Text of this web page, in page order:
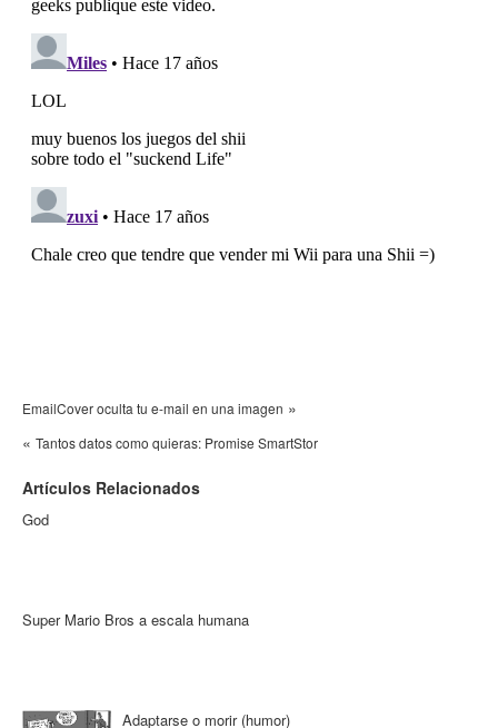
EmailCover oculta tu e-mail en una imagen »
« Tantos datos como quieras: Promise SmartStor
Artículos Relacionados
God
Super Mario Bros a escala humana
Adaptarse o morir (humor)